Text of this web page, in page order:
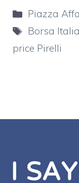
Categorie
Piazza
Tag
Borsa
price Pirelli